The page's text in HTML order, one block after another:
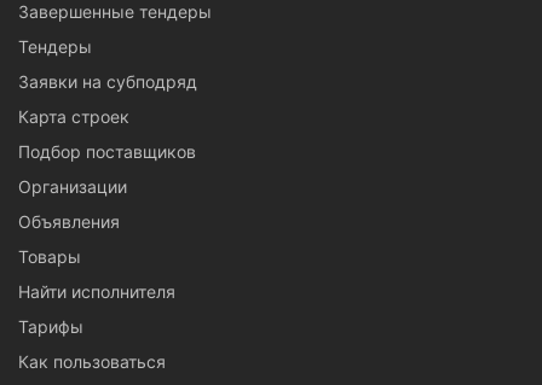
Завершенные тендеры
Тендеры
Заявки на субподряд
Карта строек
Подбор поставщиков
Организации
Объявления
Товары
Найти исполнителя
Тарифы
Как пользоваться